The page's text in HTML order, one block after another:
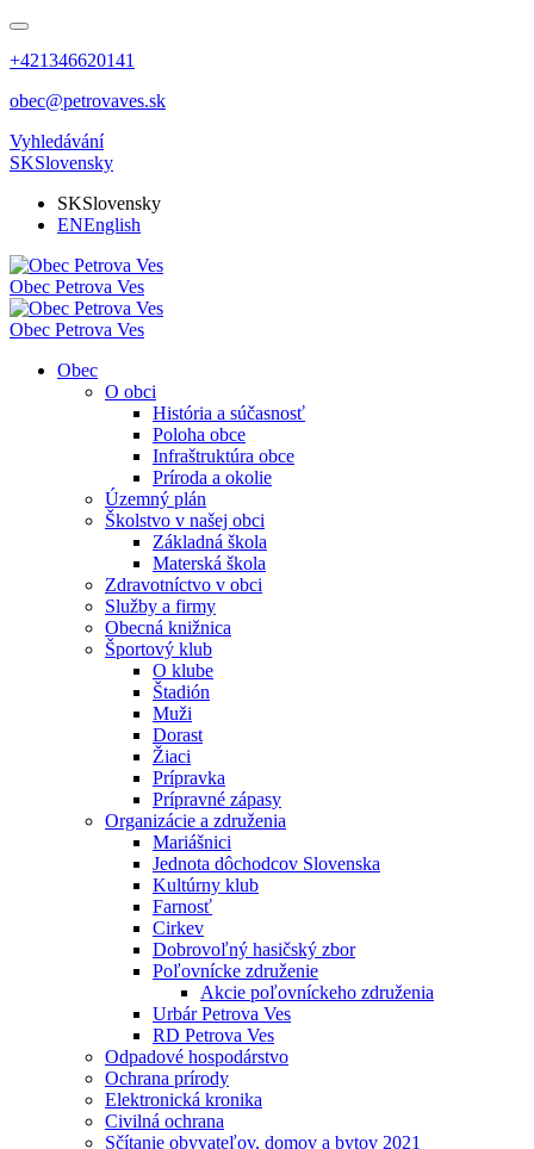
+421346620141
obec@petrovaves.sk
Vyhledávání
SKSlovensky
SKSlovensky
ENEnglish
Obec Petrova Ves
Obec Petrova Ves
Obec
O obci
História a súčasnosť
Poloha obce
Infraštruktúra obce
Príroda a okolie
Územný plán
Školstvo v našej obci
Základná škola
Materská škola
Zdravotníctvo v obci
Služby a firmy
Obecná knižnica
Športový klub
O klube
Štadión
Muži
Dorast
Žiaci
Prípravka
Prípravné zápasy
Organizácie a združenia
Mariášnici
Jednota dôchodcov Slovenska
Kultúrny klub
Farnosť
Cirkev
Dobrovoľný hasičský zbor
Poľovnícke združenie
Akcie poľovníckeho združenia
Urbár Petrova Ves
RD Petrova Ves
Odpadové hospodárstvo
Ochrana prírody
Elektronická kronika
Civilná ochrana
Sčítanie obyvateľov, domov a bytov 2021